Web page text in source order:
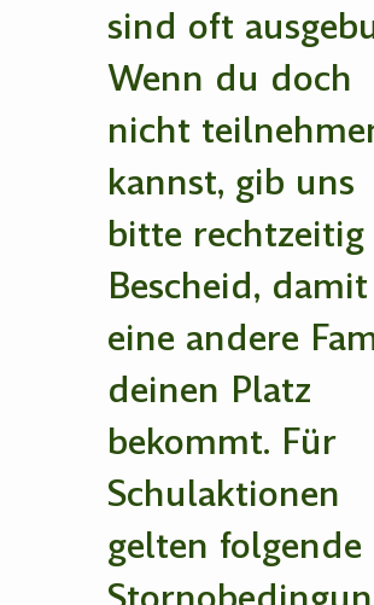
sind oft
Wenn du doch
nicht
kannst, gib uns
bitte rechtzeitig
Bescheid, damit
eine andere
deinen Platz
bekommt. Für
Schulaktionen
gelten folgende